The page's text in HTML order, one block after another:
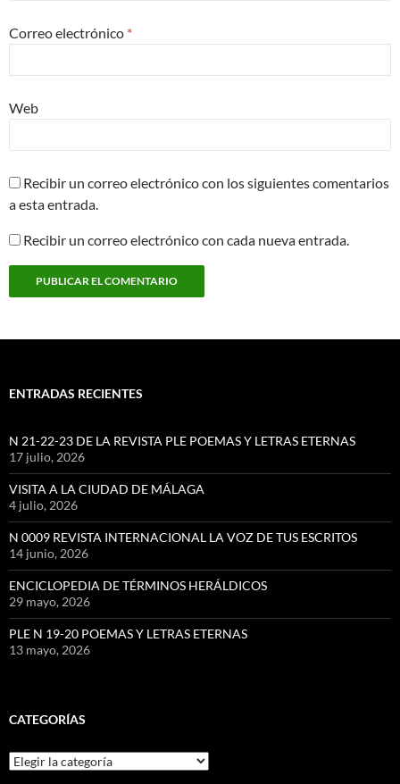
Correo electrónico *
Web
Recibir un correo electrónico con los siguientes comentarios
a esta entrada.
Recibir un correo electrónico con cada nueva entrada.
ENTRADAS RECIENTES
N 21-22-23 DE LA REVISTA PLE POEMAS Y LETRAS ETERNAS
17 julio, 2026
VISITA A LA CIUDAD DE MÁLAGA
4 julio, 2026
N 0009 REVISTA INTERNACIONAL LA VOZ DE TUS ESCRITOS
14 junio, 2026
ENCICLOPEDIA DE TÉRMINOS HERÁLDICOS
29 mayo, 2026
PLE N 19-20 POEMAS Y LETRAS ETERNAS
13 mayo, 2026
CATEGORÍAS
Categorías